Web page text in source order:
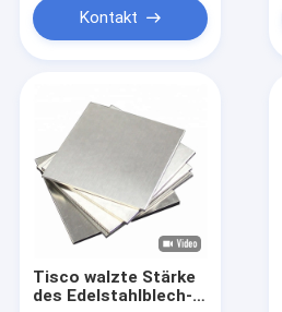
Kontakt
Tisco walzte Stärke
des Edelstahlblech-